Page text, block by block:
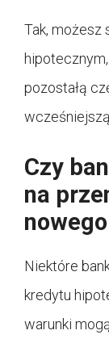
Tak, możesz
pozostałą
wcześniejszą
Czy
na
Niektóre
kredytu
warunki